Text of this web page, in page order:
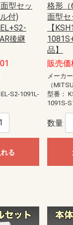
型セッ
付)
後継
S2-1091L-
る
格形（
面型セ
【
品】
販売価
メーカ
（
型番：
1091S-
数量